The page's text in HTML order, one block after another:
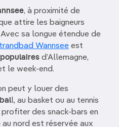
, à proximité de
attire les baigneurs
sa longue étendue de
Wannsee est
d’Allemagne,
le week-end.
peut y louer des
l, au basket ou au tennis
des snack-bars en
nord est réservée aux